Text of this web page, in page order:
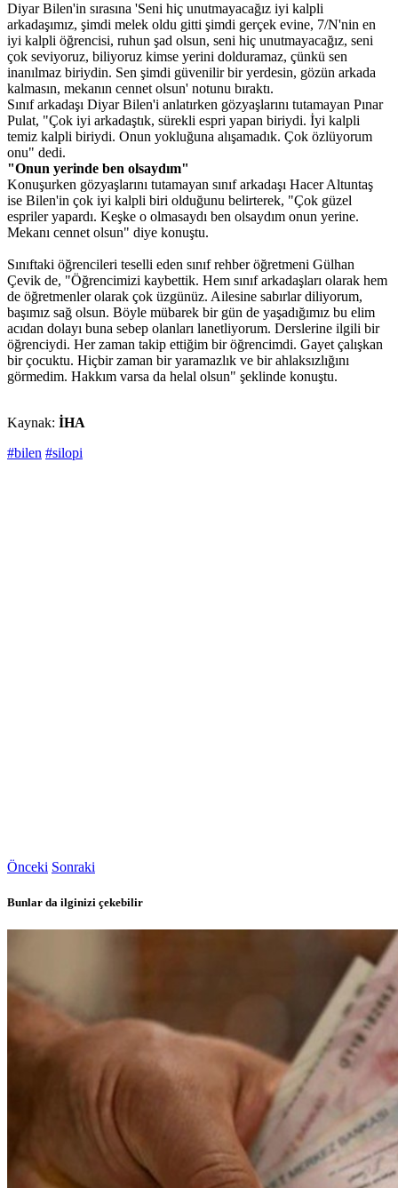
Diyar Bilen'in sırasına 'Seni hiç unutmayacağız iyi kalpli
arkadaşımız, şimdi melek oldu gitti şimdi gerçek evine, 7/N'nin en
iyi kalpli öğrencisi, ruhun şad olsun, seni hiç unutmayacağız, seni
çok seviyoruz, biliyoruz kimse yerini dolduramaz, çünkü sen
inanılmaz biriydin. Sen şimdi güvenilir bir yerdesin, gözün arkada
kalmasın, mekanın cennet olsun' notunu bıraktı.
Sınıf arkadaşı Diyar Bilen'i anlatırken gözyaşlarını tutamayan Pınar
Pulat, "Çok iyi arkadaştık, sürekli espri yapan biriydi. İyi kalpli
temiz kalpli biriydi. Onun yokluğuna alışamadık. Çok özlüyorum
onu" dedi.
"Onun yerinde ben olsaydım"
Konuşurken gözyaşlarını tutamayan sınıf arkadaşı Hacer Altuntaş
ise Bilen'in çok iyi kalpli biri olduğunu belirterek, "Çok güzel
espriler yapardı. Keşke o olmasaydı ben olsaydım onun yerine.
Mekanı cennet olsun" diye konuştu.
Sınıftaki öğrencileri teselli eden sınıf rehber öğretmeni Gülhan
Çevik de, "Öğrencimizi kaybettik. Hem sınıf arkadaşları olarak hem
de öğretmenler olarak çok üzgünüz. Ailesine sabırlar diliyorum,
başımız sağ olsun. Böyle mübarek bir gün de yaşadığımız bu elim
acıdan dolayı buna sebep olanları lanetliyorum. Derslerine ilgili bir
öğrenciydi. Her zaman takip ettiğim bir öğrencimdi. Gayet çalışkan
bir çocuktu. Hiçbir zaman bir yaramazlık ve bir ahlaksızlığını
görmedim. Hakkım varsa da helal olsun" şeklinde konuştu.
Kaynak: İHA
#bilen #silopi
Önceki Sonraki
Bunlar da ilginizi çekebilir